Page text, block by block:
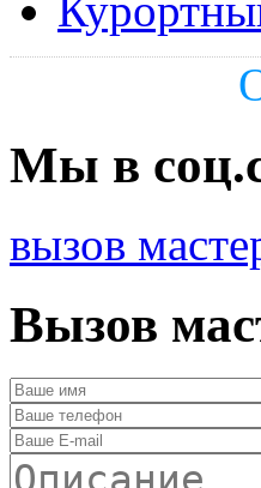
Мы в
вызов
Вызов